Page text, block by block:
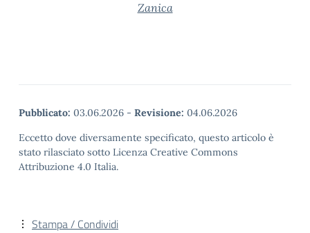
Zanica
Pubblicato: 03.06.2026 - Revisione: 04.06.2026
Eccetto dove diversamente specificato, questo articolo è
stato rilasciato sotto Licenza Creative Commons
Attribuzione 4.0 Italia.
Stampa / Condividi